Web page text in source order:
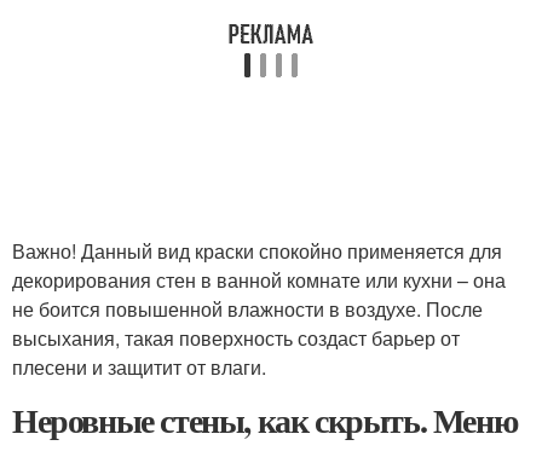
Важно! Данный вид краски спокойно применяется для
декорирования стен в ванной комнате или кухни – она
не боится повышенной влажности в воздухе. После
высыхания, такая поверхность создаст барьер от
плесени и защитит от влаги.
Неровные стены, как скрыть. Меню